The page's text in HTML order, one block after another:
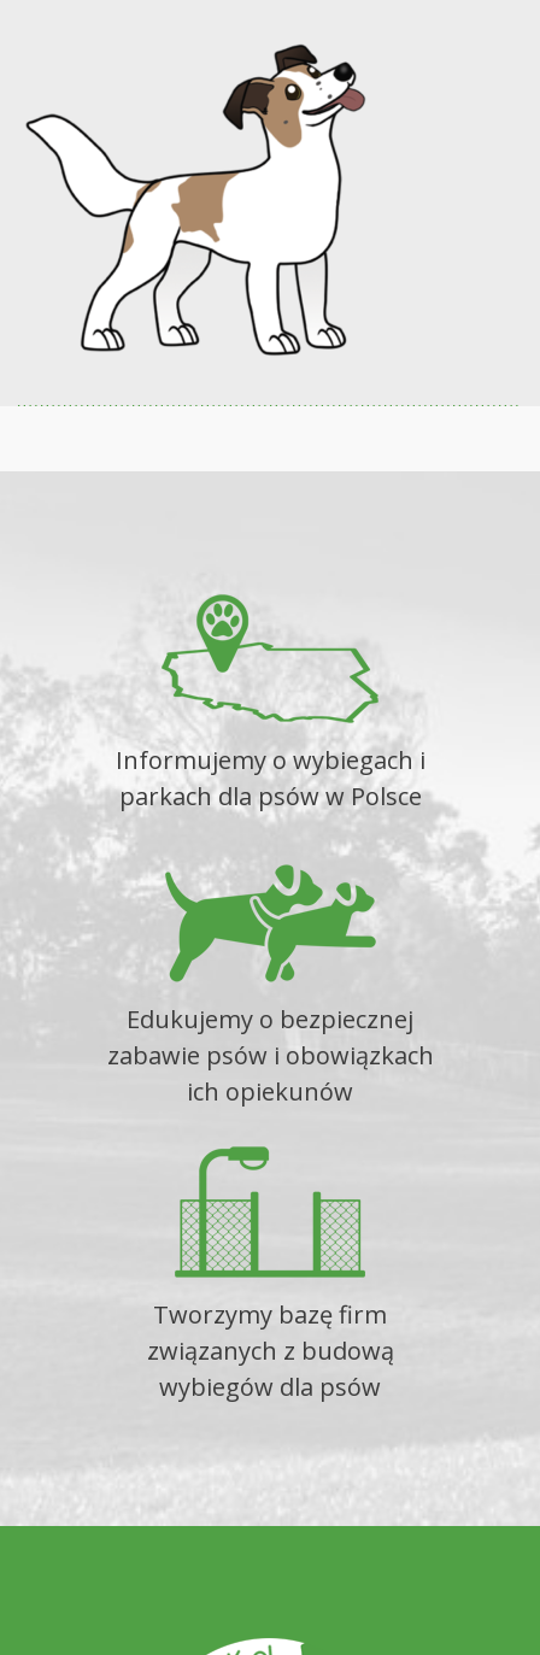
Informujemy o wybiegach i
parkach dla psów w Polsce
Edukujemy o bezpiecznej
zabawie psów i obowiązkach
ich opiekunów
Tworzymy bazę firm
związanych z budową
wybiegów dla psów